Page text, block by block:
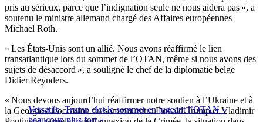
pris au sérieux, parce que l’indignation seule ne nous aidera pas », a
soutenu le ministre allemand chargé des Affaires européennes
Michael Roth.
« Les États-Unis sont un allié. Nous avons réaffirmé le lien
transatlantique lors du sommet de l’OTAN, même si nous avons des
sujets de désaccord », a souligné le chef de la diplomatie belge
Didier Reynders.
Versatile, Trump clot le sommet en jugeant l’OTAN «
« Nous devons aujourd’hui réaffirmer notre soutien à l’Ukraine et à
la Georgie à l’occasion du sommet entre Donald Trump et Vladimir